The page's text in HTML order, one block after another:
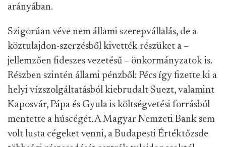
arányában.
Szigorúan véve nem állami szerepvállalás, de a
köztulajdon-szerzésből kivették részüket a –
jellemzően fideszes vezetésű – önkormányzatok is.
Részben szintén állami pénzből: Pécs így fizette ki a
helyi vízszolgáltatásból kiebrudalt Suezt, valamint
Kaposvár, Pápa és Gyula is költségvetési forrásból
mentette a húscégét. A Magyar Nemzeti Bank sem
volt lusta cégeket venni, a Budapesti Értéktőzsde